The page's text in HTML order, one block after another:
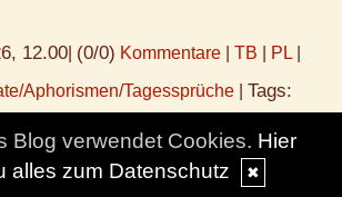
12.00 (0/0) Kommentare TB PL
Aphorismen/Tagessprüche Tags:
Blog verwendet Cookies. Hier
alles zum Datenschutz
✖